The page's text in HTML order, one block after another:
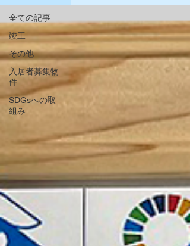
全ての記事
竣工
その他
入居者募集物
件
SDGsへの取
組み